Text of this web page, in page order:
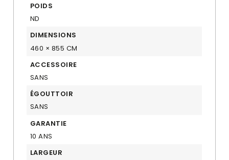
POIDS
ND
DIMENSIONS
460 × 855 CM
ACCESSOIRE
SANS
ÉGOUTTOIR
SANS
GARANTIE
10 ANS
LARGEUR